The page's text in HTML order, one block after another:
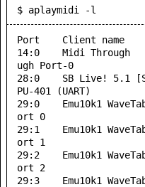
$ aplaymidi -l
Port    Client
14:0    Midi
ugh Port-0
28:0    SB Live! 5.1
PU-401 (UART)
29:0    Emu10k1
ort 0
29:1    Emu10k1
ort 1
29:2    Emu10k1
ort 2
29:3    Emu10k1